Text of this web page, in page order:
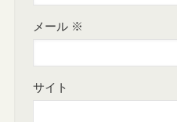
メール ※
サイト